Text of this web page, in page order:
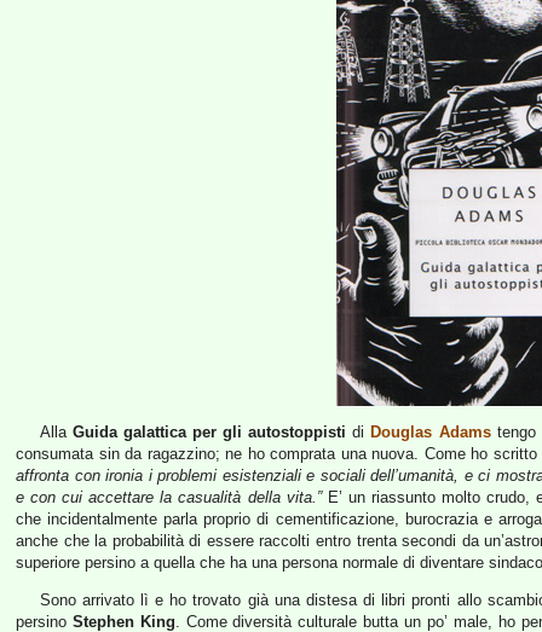
Alla Guida galattica per gli autostoppisti di Douglas Adamstengo
consumata sin da ragazzino; ne ho comprata una nuova. Come ho
affronta con ironia i problemi esistenziali e sociali dell’umanità, e ci
e con cui accettare la casualità della vita.”E’ un riassunto molto crudo,
che incidentalmente parla proprio di cementificazione, burocrazia e
anche che la probabilità di essere raccolti entro trenta secondi da
superiore persino a quella che ha una persona normale di diventare
Sono arrivato lì e ho trovato già una distesa di libri pronti allo
persino Stephen King. Come diversità culturale butta un po’ male, ho